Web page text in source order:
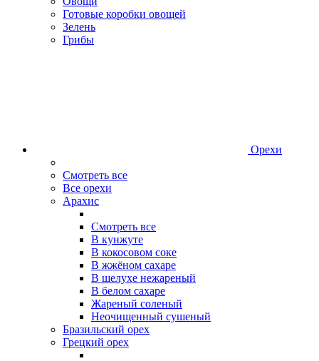
Готовые коробки овощей
Зелень
Грибы
Орехи
Смотреть все
Все орехи
Арахис
Смотреть все
В кунжуте
В кокосовом соке
В жжёном сахаре
В шелухе нежареный
В белом сахаре
Жареный соленый
Неочищенный сушеный
Бразильский орех
Грецкий орех